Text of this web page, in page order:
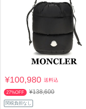
¥100,980送料込
27%OFF ¥138,600
関税負担なし